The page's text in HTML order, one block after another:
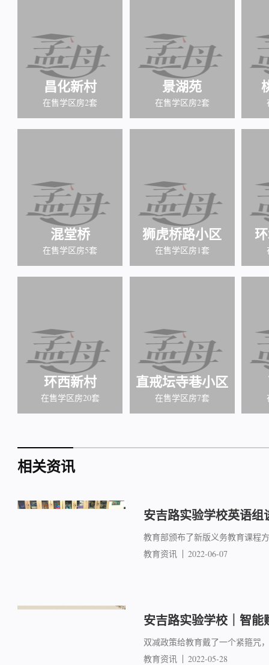
昌化新村
在售学区房2套
景湖苑
在售学区房2套
混堂桥
在售学区房5套
狮虎桥路小区
在售学区房1套
环西新村
在售学区房20套
直戒坛寺巷小区
在售学区房7套
相关资讯
安吉路实验学校英语组
教育部颁布了新版义务教育课程
教育资讯
2022-06-07
安吉路实验学校｜智
双减政策给教育戴了一个紧箍咒
教育资讯
2022-05-28